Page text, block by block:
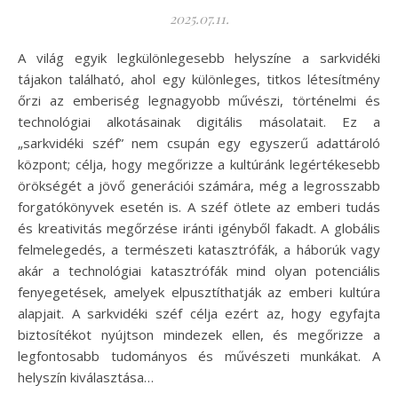
2025.07.11.
A világ egyik legkülönlegesebb helyszíne a sarkvidéki
tájakon található, ahol egy különleges, titkos létesítmény
őrzi az emberiség legnagyobb művészi, történelmi és
technológiai alkotásainak digitális másolatait. Ez a
„sarkvidéki széf” nem csupán egy egyszerű adattároló
központ; célja, hogy megőrizze a kultúránk legértékesebb
örökségét a jövő generációi számára, még a legrosszabb
forgatókönyvek esetén is. A széf ötlete az emberi tudás
és kreativitás megőrzése iránti igényből fakadt. A globális
felmelegedés, a természeti katasztrófák, a háborúk vagy
akár a technológiai katasztrófák mind olyan potenciális
fenyegetések, amelyek elpusztíthatják az emberi kultúra
alapjait. A sarkvidéki széf célja ezért az, hogy egyfajta
biztosítékot nyújtson mindezek ellen, és megőrizze a
legfontosabb tudományos és művészeti munkákat. A
helyszín kiválasztása…